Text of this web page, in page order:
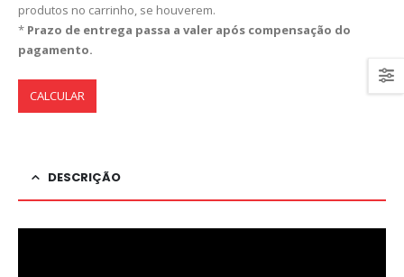
produtos no carrinho, se houverem.
* Prazo de entrega passa a valer após compensação do
pagamento.
CALCULAR
DESCRIÇÃO